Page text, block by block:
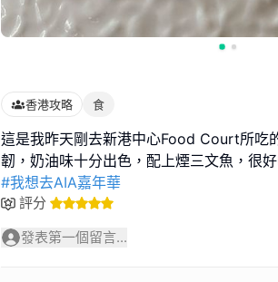
香港攻略 食
這是我昨天剛去新港中心Food Court所吃
#我想去AIA嘉年華
評分
發表第一個留言...